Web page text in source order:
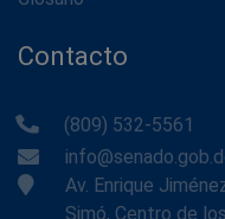
Contacto
(809) 532-5561
Av. Enrique
Simó, Centro de